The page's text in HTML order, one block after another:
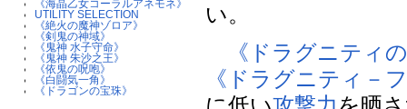
《海晶乙女コーラルアネモネ》
UTILITY SELECTION
《絶火の魔神ゾロア》
《剣鬼の神域》
《鬼神 水子守命》
《鬼神 朱沙之王》
《依鬼の呪咆》
《白闘気一角》
《ドラゴンの宝珠》
い。
《ドラグニティ
《ドラグニティ－